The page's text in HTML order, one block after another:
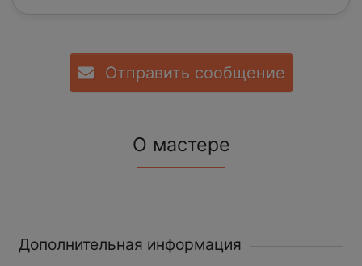
Отправить сообщение
О мастере
Дополнительная информация